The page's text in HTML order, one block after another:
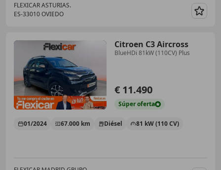
FLEXICAR ASTURIAS.
ES-33010 OVIEDO
Citroen C3 Aircross
BlueHDi 81kW (110CV) Plus
€ 11.490
Súperoferta
01/2024 67.000 km Diésel 81 kW (110 CV)